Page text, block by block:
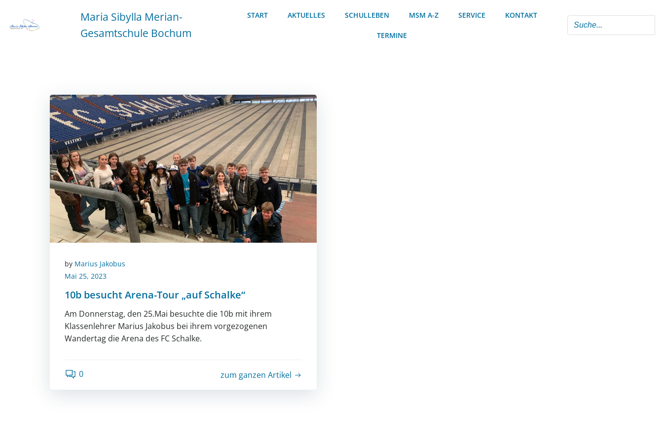
springen
Maria Sibylla Merian-
Gesamtschule Bochum
START AKTUELLES SCHULLEBEN MSM A-Z SERVICE KONTAKT
TERMINE
by Marius Jakobus
Mai 25, 2023
10b besucht Arena-Tour „auf Schalke“
Am Donnerstag, den 25.Mai besuchte die 10b mit ihrem
Klassenlehrer Marius Jakobus bei ihrem vorgezogenen
Wandertag die Arena des FC Schalke.
0 zum ganzen Artikel